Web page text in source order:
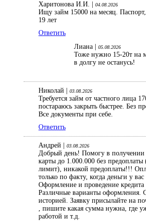
Харитонова И.И. | 04.08.2026
Ищу займ 15000 на месяц. Паспорт,
19 лет
Ответить
Лиана |
05.08.2026
Тоже нужно 15-20т на
в долгу не останусь!
Николай | 03.08.2026
Требуется займ от частного лица
постараюсь закрыть быстрее. Без
Все документы при себе.
Ответить
Андрей | 03.08.2026
Добрый день! Помогу в получении
карты до 1.000.000 без
лимит), никакой предоплаты!!!
только по факту, когда деньги у
Оформление и проведение кредита
Различные варианты оформления.
историей. Заявку присылайте на
, пишите какая сумма нужна, где
работой и т.д.